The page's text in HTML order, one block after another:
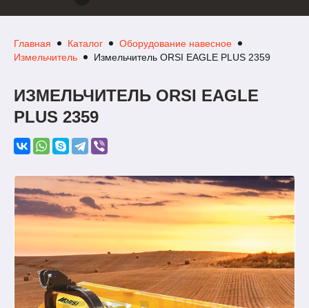
Главная Каталог
Оборудование навесное
Измельчитель
Измельчитель ORSI EAGLE PLUS 2359
ИЗМЕЛЬЧИТЕЛЬ ORSI EAGLE
PLUS 2359